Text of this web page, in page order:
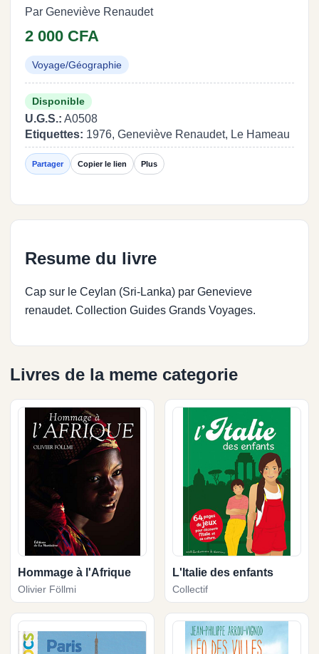
Par Geneviève Renaudet
2 000 CFA
Voyage/Géographie
Disponible
U.G.S.: A0508
Etiquettes: 1976, Geneviève Renaudet, Le Hameau
Partager Copier le lien Plus
Resume du livre
Cap sur le Ceylan (Sri-Lanka) par Genevieve
renaudet. Collection Guides Grands Voyages.
Livres de la meme categorie
Hommage à l'Afrique
Olivier Föllmi
L'Italie des enfants
Collectif